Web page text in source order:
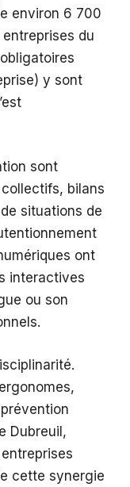
environ 6 700
du
y sont
sont
bilans
situations de
ont
interactives
ou son
Dubreuil,
cette synergie